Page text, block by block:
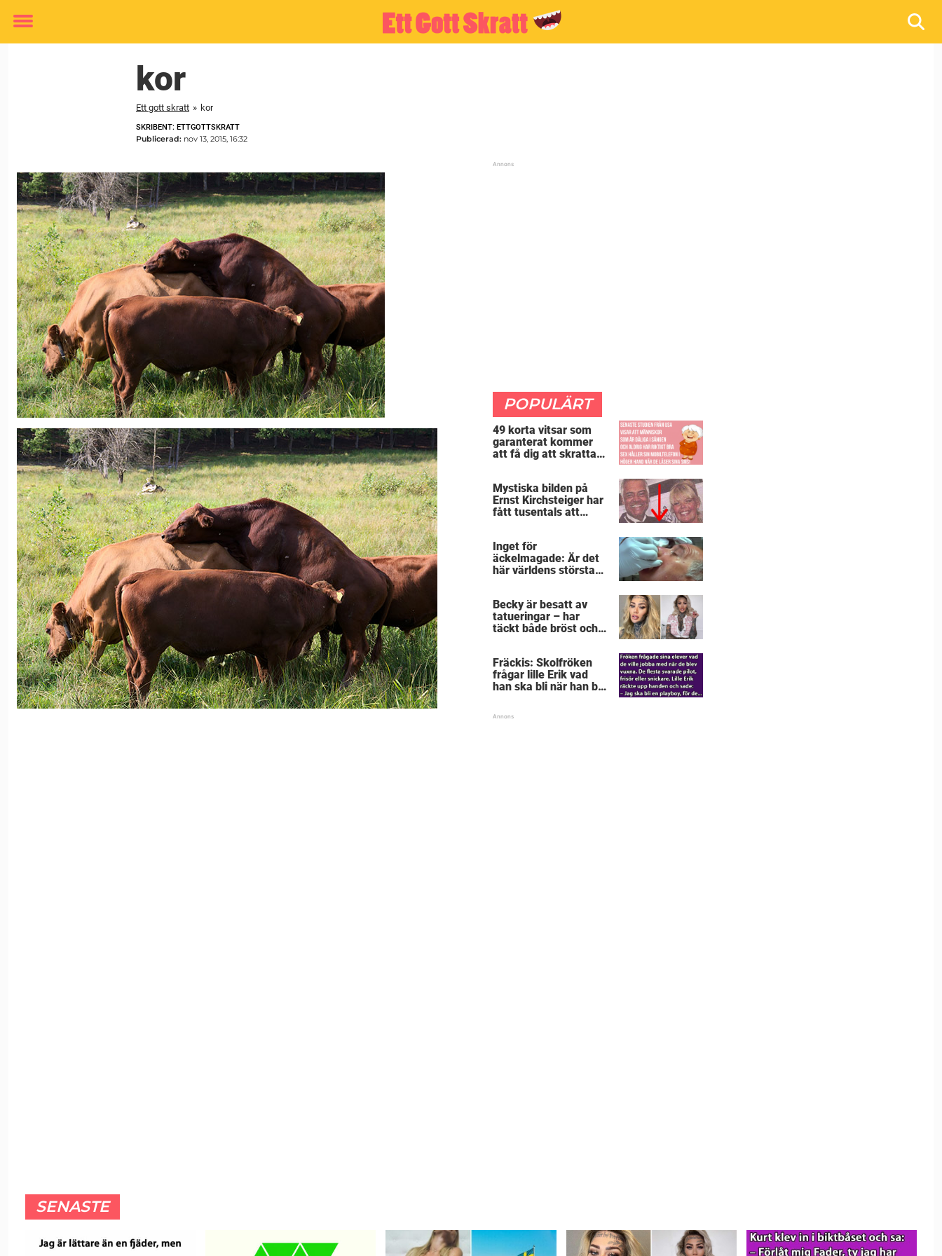
Toggle
kor
Ett gott skratt » kor
SKRIBENT: ETTGOTTSKRATT
Publicerad: nov 13, 2015, 16:32
POPULÄRT
49 korta vitsar som
garanterat kommer
att få dig att skratta
Mystiska bilden på
Ernst Kirchsteiger har
fått tusentals att
Inget för
äckelmagade: Är det
här världens största
Becky är besatt av
tatueringar – har
täckt både bröst och
Fräckis: Skolfröken
frågar lille Erik vad
han ska bli när han blir
SENASTE